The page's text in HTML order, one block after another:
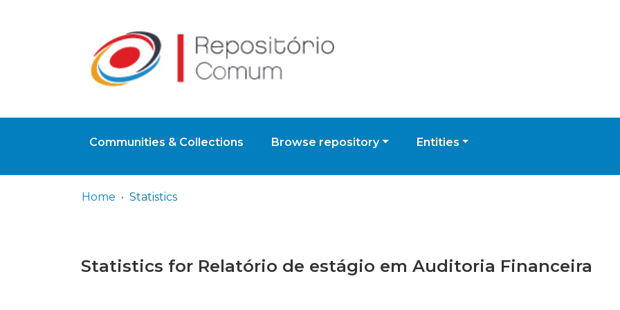
Communities & Collections Browse repository Entities
Home Statistics
Statistics for Relatório de estágio em Auditoria Financeira